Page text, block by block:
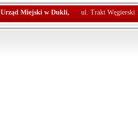
Urząd Miejski w Dukli, ul. Trakt Węgierski